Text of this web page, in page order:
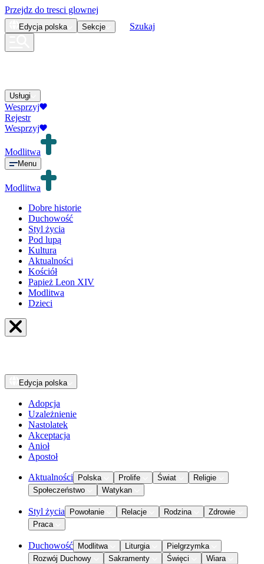
Przejdz do tresci glownej
Edycja polska Sekcje Szukaj
Usługi
Wesprzyj
Rejestr
Wesprzyj
Modlitwa
Menu
Modlitwa
Dobre historie
Duchowość
Styl życia
Pod lupą
Kultura
Aktualności
Kościół
Papież Leon XIV
Modlitwa
Dzieci
Edycja polska
Adopcja
Uzależnienie
Nastolatek
Akceptacja
Anioł
Apostoł
Aktualności Polska Prolife Świat
Religie
Społeczeństwo
Watykan
Styl życia Powołanie Relacje Rodzina
Zdrowie
Praca
Duchowość Modlitwa Liturgia
Pielgrzymka
Rozwój Duchowy
Sakramenty Święci Wiara